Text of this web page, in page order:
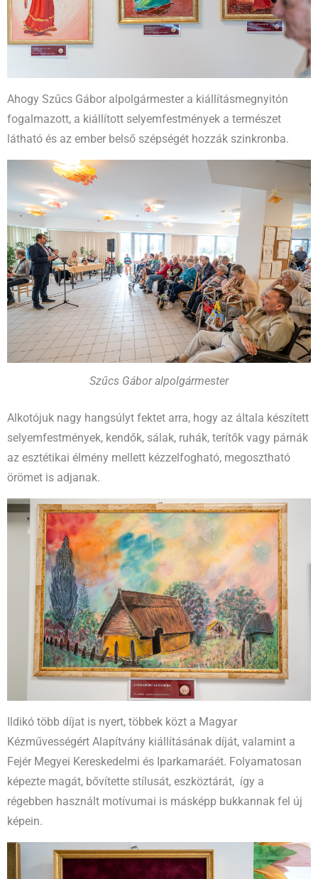
Ahogy Szűcs Gábor alpolgármester a kiállításmegnyitón
fogalmazott, a kiállított selyemfestmények a természet
látható és az ember belső szépségét hozzák szinkronba.
Szűcs Gábor alpolgármester
Alkotójuk nagy hangsúlyt fektet arra, hogy az általa készített
selyemfestmények, kendők, sálak, ruhák, terítők vagy párnák
az esztétikai élmény mellett kézzelfogható, megosztható
örömet is adjanak.
Ildikó több díjat is nyert, többek közt a Magyar
Kézművességért Alapítvány kiállításának díját, valamint a
Fejér Megyei Kereskedelmi és Iparkamaráét. Folyamatosan
képezte magát, bővítette stílusát, eszköztárát, így a
régebben használt motívumai is másképp bukkannak fel új
képein.